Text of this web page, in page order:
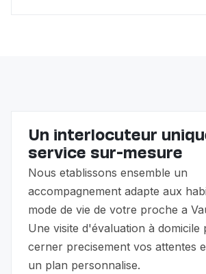
Un interlocuteur
service sur-mesure
Nous etablissons ensemble un
accompagnement adapte aux
mode de vie de votre proche a
Une visite d'évaluation à domicile
cerner precisement vos attentes
un plan personnalise.